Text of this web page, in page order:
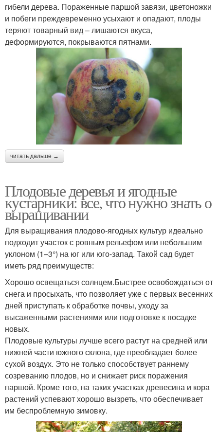
гибели дерева. Пораженные паршой завязи, цветоножки
и побеги преждевременно усыхают и опадают, плоды
теряют товарный вид – лишаются вкуса,
деформируются, покрываются пятнами.
читать дальше →
Плодовые деревья и ягодные
кустарники: все, что нужно знать о
выращивании
Для выращивания плодово-ягодных культур идеально
подходит участок с ровным рельефом или небольшим
уклоном (1–3°) на юг или юго-запад. Такой сад будет
иметь ряд преимуществ:
Хорошо освещаться солнцем.Быстрее освобождаться от
снега и просыхать, что позволяет уже с первых весенних
дней приступать к обработке почвы, уходу за
высаженными растениями или подготовке к посадке
новых.
Плодовые культуры лучше всего растут на средней или
нижней части южного склона, где преобладает более
сухой воздух. Это не только способствует раннему
созреванию плодов, но и снижает риск поражения
паршой. Кроме того, на таких участках древесина и кора
растений успевают хорошо вызреть, что обеспечивает
им беспроблемную зимовку.